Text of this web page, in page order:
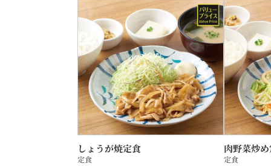
しょうが焼定食
定食
肉野菜炒
定食